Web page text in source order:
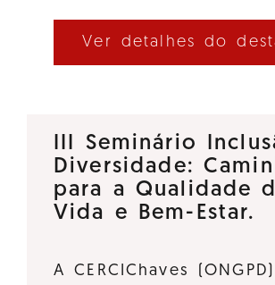
Ver detalhes do
III Seminário
Diversidade:
para a Qualidade
Vida e Bem-Estar.
A CERCIChaves